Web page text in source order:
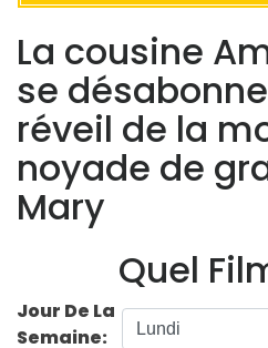
La cousine
se
réveil de la
noyade de
Mary
Quel
Jour De La
Semaine: